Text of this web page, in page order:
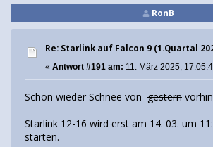
RonB
Re: Starlink auf Falcon 9 (1.Quartal
« Antwort #191 am: 11. März 2025,
Schon wieder Schnee von gestern
Starlink 12-16 wird erst am 14. 03. um
starten.